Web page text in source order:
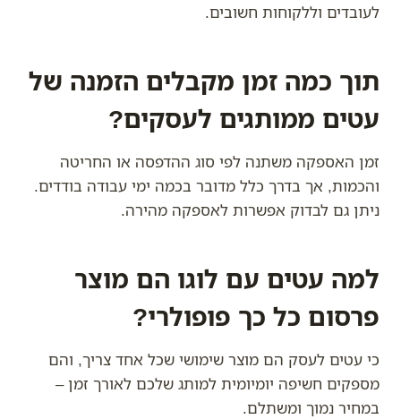
לעובדים וללקוחות חשובים.
תוך כמה זמן מקבלים הזמנה של
עטים ממותגים לעסקים?
זמן האספקה משתנה לפי סוג ההדפסה או החריטה
והכמות, אך בדרך כלל מדובר בכמה ימי עבודה בודדים.
ניתן גם לבדוק אפשרות לאספקה מהירה.
למה עטים עם לוגו הם מוצר
פרסום כל כך פופולרי?
כי עטים לעסק הם מוצר שימושי שכל אחד צריך, והם
מספקים חשיפה יומיומית למותג שלכם לאורך זמן –
במחיר נמוך ומשתלם.